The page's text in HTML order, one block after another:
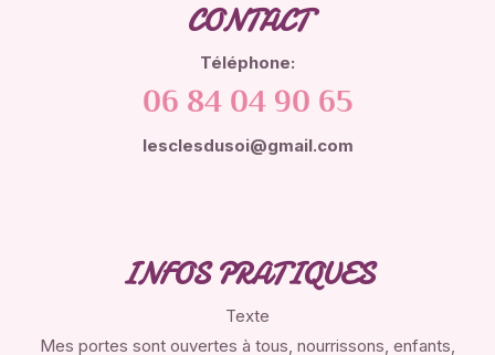
CONTACT
Téléphone:
06 84 04 90 65
lesclesdusoi@gmail.com
INFOS PRATIQUES
Texte
Mes portes sont ouvertes à tous, nourrissons, enfants,